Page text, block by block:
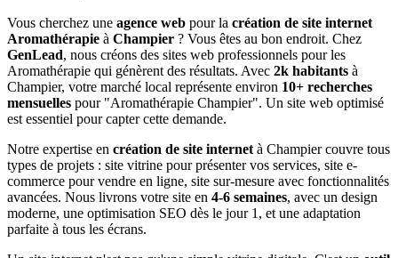
Vous cherchez une agence web pour la création de site internet
Aromathérapie à Champier ? Vous êtes au bon endroit. Chez
GenLead, nous créons des sites web professionnels pour les
Aromathérapie qui génèrent des résultats. Avec 2k habitants à
Champier, votre marché local représente environ 10+ recherches
mensuelles pour "Aromathérapie Champier". Un site web optimisé
est essentiel pour capter cette demande.
Notre expertise en création de site internet à Champiercouvre tous
types de projets : site vitrine pour présenter vos services, site e-
commerce pour vendre en ligne, site sur-mesure avec fonctionnalités
avancées. Nous livrons votre site en 4-6 semaines, avec un design
moderne, une optimisation SEO dès le jour 1, et une adaptation
parfaite à tous les écrans.